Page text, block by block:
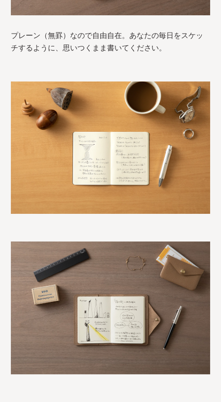
プレーン（無罫）なので自由自在。あなたの毎日をスケッ
チするように、思いつくまま書いてください。